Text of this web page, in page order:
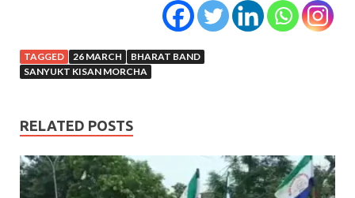
TAGGED 26 MARCH
BHARAT BAND
SANYUKT KISAN MORCHA
RELATED POSTS